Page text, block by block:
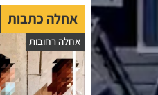
אחלה כתבות
אחלה רחובות